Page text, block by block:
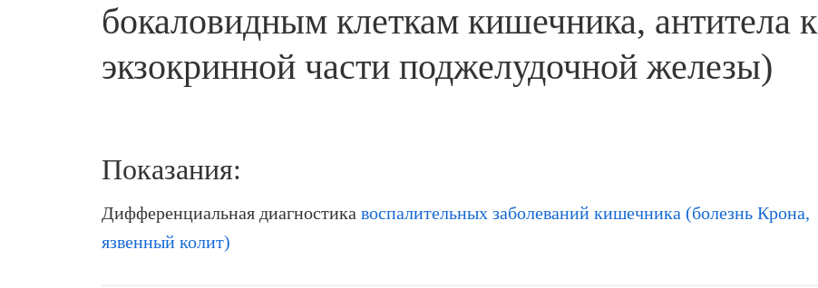
бокаловидным клеткам кишечника, антитела к
экзокринной части поджелудочной железы)
Показания:
Дифференциальная диагностика воспалительных заболеваний кишечника (болезнь Крона,
язвенный колит)